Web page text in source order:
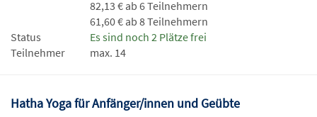
82,13 € ab 6 Teilnehmern
61,60 € ab 8 Teilnehmern
Status
Es sind noch 2 Plätze frei
Teilnehmer
max. 14
Hatha Yoga für Anfänger/innen und Geübte